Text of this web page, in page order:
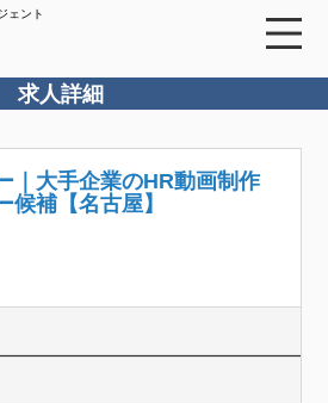
ェント
求人詳細
｜大手企業のHR動画制作
候補【名古屋】